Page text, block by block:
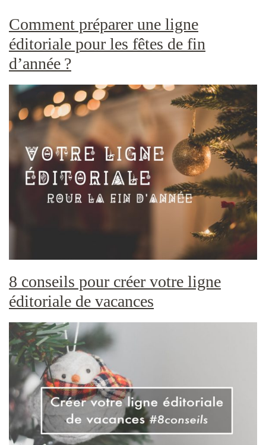
Comment préparer une ligne
éditoriale pour les fêtes de fin
d’année ?
8 conseils pour créer votre ligne
éditoriale de vacances